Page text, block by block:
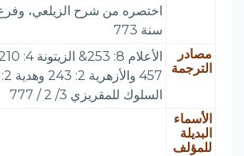
اختصره من شرح الزيلعي، وفرغ
سنة 773
مصادر
الترجمة
السلوك للمقريزي 3/ 2 / 777
الأسماء
البديلة
للمؤلف